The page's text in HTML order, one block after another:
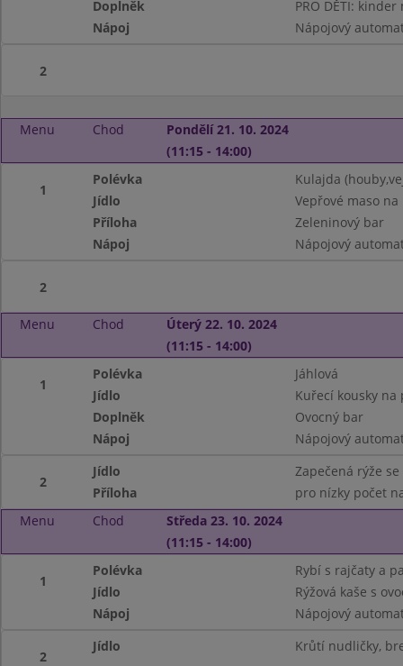
Doplněk
PRO DĚTI: kinder
Nápoj
Nápojový
2
Menu Chod
Pondělí 21. 10. 2024
(11:15 - 14:00)
1
Polévka
Kulajda
Jídlo
Vepřové maso
Příloha
Zeleninový bar
Nápoj
Nápojový
2
Menu Chod
Úterý 22. 10. 2024
(11:15 - 14:00)
1
Polévka
Jáhlová
Jídlo
Kuřecí kousky
Doplněk
Ovocný bar
Nápoj
Nápojový
2
Jídlo
Zapečená rýže
Příloha
pro nízky počet
Menu
Chod
Středa 23. 10. 2024
(11:15 - 14:00)
1
Polévka
Rybí s rajčaty a
Jídlo
Rýžová kaše s
Nápoj
Nápojový
2
Jídlo Krůtí nudličky,